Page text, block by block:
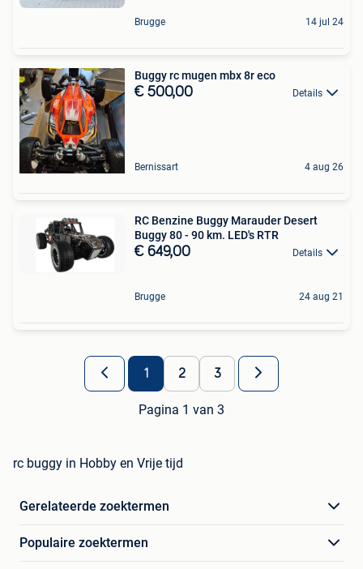
Brugge 14 jul 24
Buggy rc mugen mbx 8r eco
€ 500,00 Details
Bernissart 4 aug 26
RC Benzine Buggy Marauder Desert
Buggy 80 - 90 km. LED's RTR
€ 649,00 Details
Brugge 24 aug 21
1 2 3
Pagina 1 van 3
rc buggy in Hobby en Vrije tijd
Gerelateerde zoektermen
Populaire zoektermen